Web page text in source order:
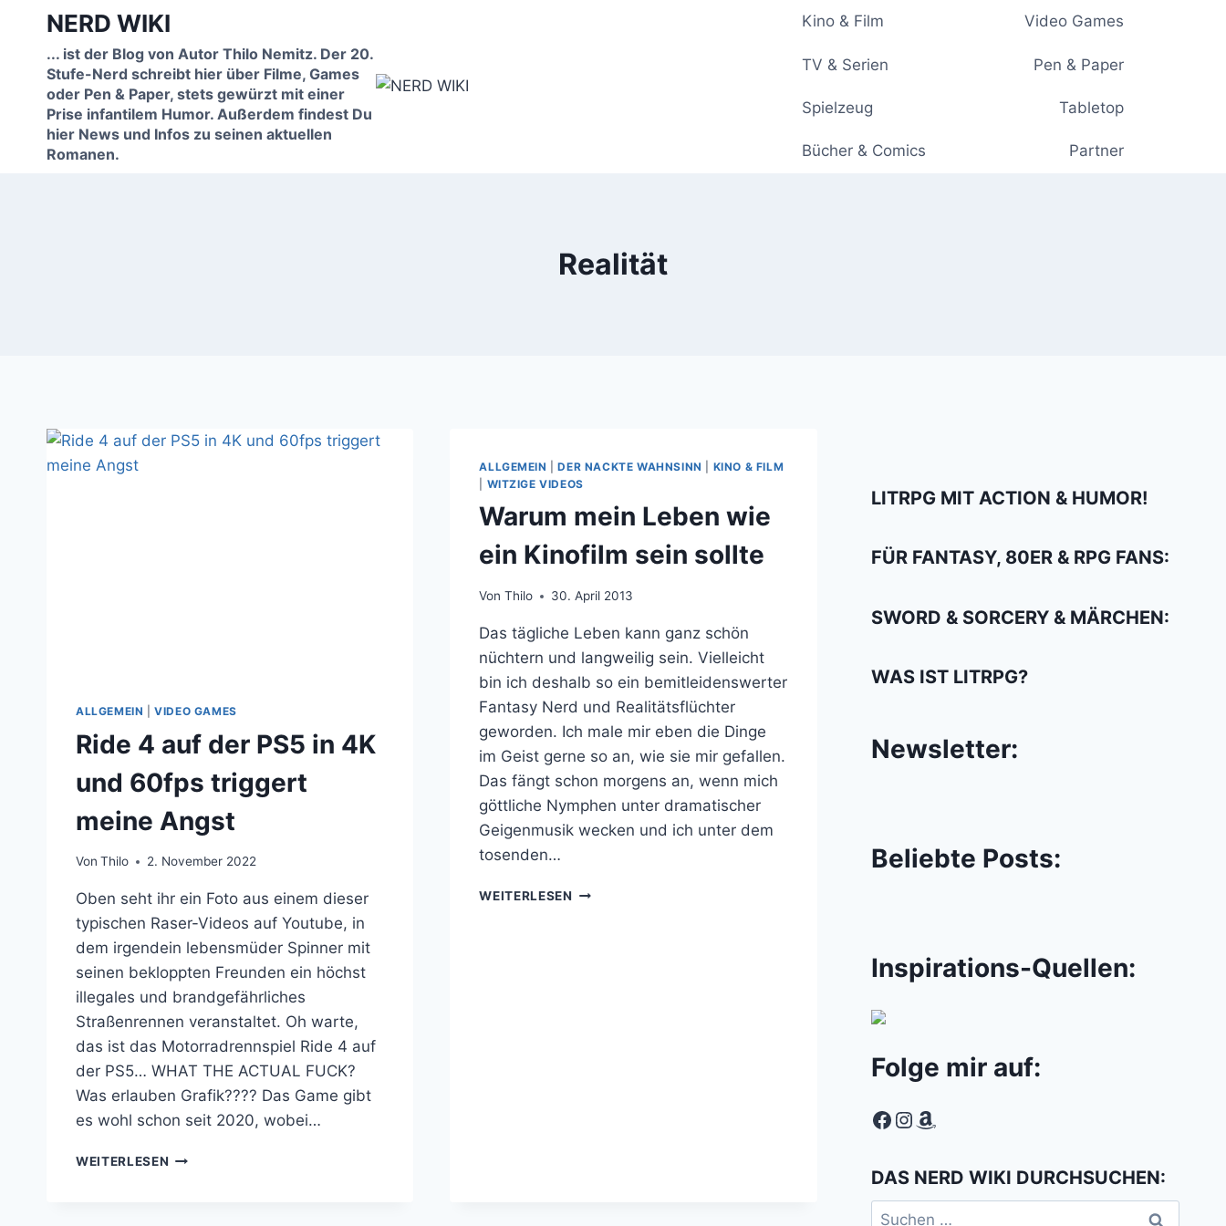
springen
NERD WIKI
... ist der Blog von Autor Thilo Nemitz. Der 20.
Stufe-Nerd schreibt hier über Filme, Games
oder Pen & Paper, stets gewürzt mit einer
Prise infantilem Humor. Außerdem findest Du
hier News und Infos zu seinen aktuellen
Romanen.
Kino & Film Video Games
TV & Serien Pen & Paper
Spielzeug Tabletop
Bücher & Comics Partner
Realität
ALLGEMEIN |VIDEO GAMES
Ride 4 auf der PS5 in 4K
und 60fps triggert
meine Angst
Von Thilo 2. November 2022
Oben seht ihr ein Foto aus einem dieser
typischen Raser-Videos auf Youtube, in
dem irgendein lebensmüder Spinner mit
seinen bekloppten Freunden ein höchst
illegales und brandgefährliches
Straßenrennen veranstaltet. Oh warte,
das ist das Motorradrennspiel Ride 4 auf
der PS5… WHAT THE ACTUAL FUCK?
Was erlauben Grafik???? Das Game gibt
es wohl schon seit 2020, wobei…
WEITERLESEN RIDE
ALLGEMEIN |DER NACKTE WAHNSINN
KINO & FILM
WITZIGE VIDEOS
Warum mein Leben wie
ein Kinofilm sein sollte
Von Thilo 30. April 2013
Das tägliche Leben kann ganz schön
nüchtern und langweilig sein. Vielleicht
bin ich deshalb so ein bemitleidenswerter
Fantasy Nerd und Realitätsflüchter
geworden. Ich male mir eben die Dinge
im Geist gerne so an, wie sie mir gefallen.
Das fängt schon morgens an, wenn mich
göttliche Nymphen unter dramatischer
Geigenmusik wecken und ich unter dem
tosenden…
WEITERLESEN WARUM
LITRPG MIT ACTION & HUMOR!
FÜR FANTASY, 80ER & RPG FANS:
SWORD & SORCERY & MÄRCHEN:
WAS IST LITRPG?
Newsletter:
Beliebte Posts:
Inspirations-Quellen:
Folge mir auf:
Facebook
Instagram
Amazon
DAS NERD WIKI DURCHSUCHEN:
Suchen